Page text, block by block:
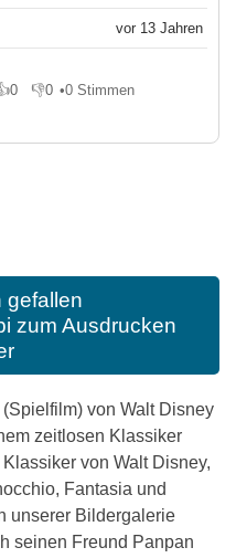
vor 13 Jahren
0 mir
👎0
Gefällt mir nicht
•0 Stimmen
gefallen
zum Ausdrucken
von Walt Disney
zeitlosen Klassiker
von Walt Disney,
Fantasia und
unserer Bildergalerie
seinen Freund Panpan